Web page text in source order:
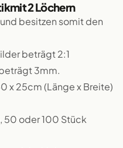
2 Löchern
besitzen somit den
beträgt 2:1
3mm.
x 25cm (Länge x Breite)
50 oder 100 Stück